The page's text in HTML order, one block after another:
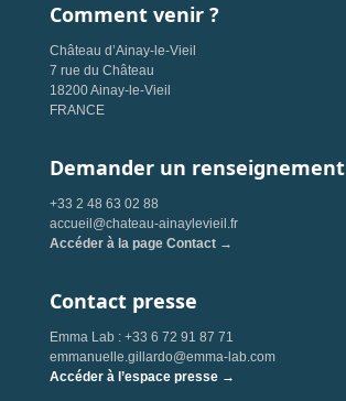
Comment venir ?
Château d’Ainay-le-Vieil
7 rue du Château
18200 Ainay-le-Vieil
FRANCE
Demander un renseignement
+33 2 48 63 02 88
accueil@chateau-ainaylevieil.fr
Accéder à la page Contact →
Contact presse
Emma Lab : +33 6 72 91 87 71
emmanuelle.gillardo@emma-lab.com
Accéder à l’espace presse →